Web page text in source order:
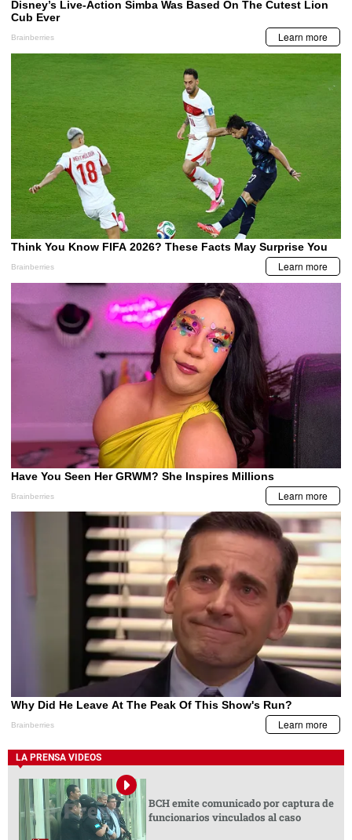
LA PRENSA VIDEOS
BCH emite comunicado por captura de
funcionarios vinculados al caso